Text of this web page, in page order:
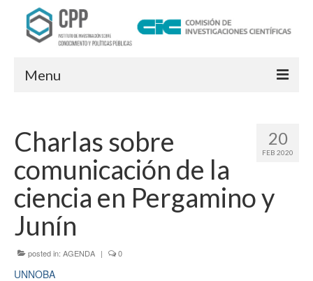
Menu
Sobre el Instituto
Integrantes
Proyectos de Investigación
ACTIVIDADES
INFORMES
20
FEB 2020
Charlas sobre
comunicación de la
ciencia en Pergamino y
Junín
posted in: AGENDA | 0
UNNOBA